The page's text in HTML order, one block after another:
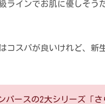
ラインでお肌に優しそ
コスパが良いけれど、新
パースの2大シリーズ「